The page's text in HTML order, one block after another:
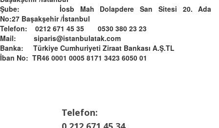
Şube: İosb Mah Dolapdere San Sitesi 20. Ada
No:27 Başakşehir /İstanbul
Telefon: 0212 671 45 35 0530 380 23 23
Mail: siparis@istanbulatak.com
Banka: Türkiye Cumhuriyeti Ziraat Bankası A.Ş.­­TL­
İban No: TR46 0001 0005 8171 3423 6050 01
Telefon: